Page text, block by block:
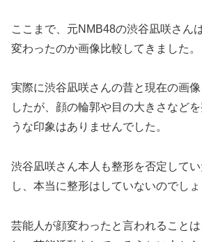
ここまで、元NMB48の渋谷凪咲さん
変わったのか画像比較してきました。
実際に渋谷凪咲さんの昔と現在の画
したが、顔の輪郭や目の大きさなど
うな印象はありませんでした。
渋谷凪咲さん本人も整形を否定して
し、本当に整形はしていないのでしょ
芸能人が顔変わったと言われること